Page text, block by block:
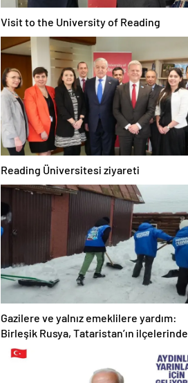
Visit to the University of Reading
Reading Üniversitesi ziyareti
Gazilere ve yalnız emeklilere yardım:
Birleşik Rusya, Tataristan’ın ilçelerinde
“Kar İnişi” kampanyası düzenliyor